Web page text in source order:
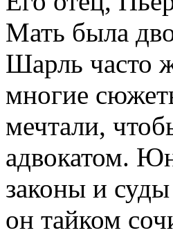
Мать была
Шарль часто
многие
мечтали,
адвокатом.
законы и
он тайком